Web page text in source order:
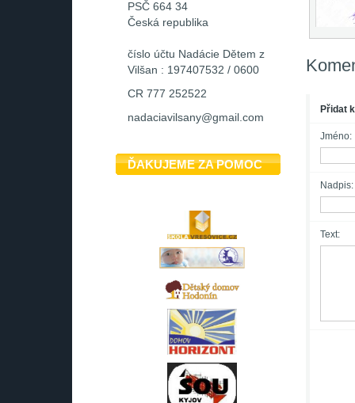
PSČ 664 34
Česká republika
číslo účtu Nadácie Dětem z
Vilšan : 197407532 / 0600
CR 777 252522
nadaciavilsany@gmail.com
ĎAKUJEME ZA POMOC
Přidat
Jméno:
Nadpis:
Text: